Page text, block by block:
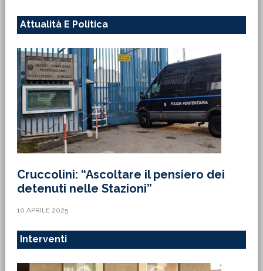
Attualità E Politica
Cruccolini: “Ascoltare il pensiero dei
detenuti nelle Stazioni”
10 APRILE 2025
Interventi